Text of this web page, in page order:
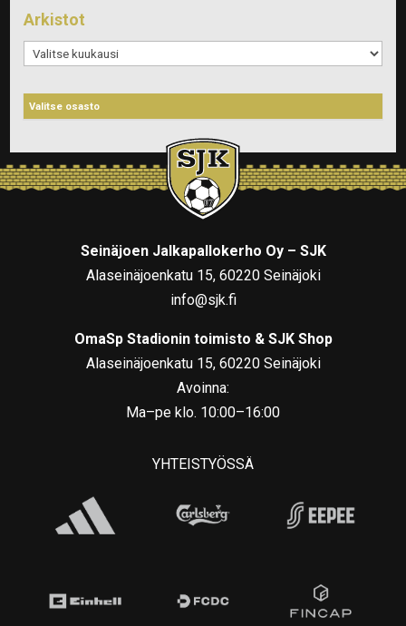
Arkistot
Arkistot
Seinäjoen Jalkapallokerho Oy – SJK
Alaseinäjoenkatu 15, 60220 Seinäjoki
info@sjk.fi
OmaSp Stadionin toimisto & SJK Shop
Alaseinäjoenkatu 15, 60220 Seinäjoki
Avoinna:
Ma–pe klo. 10:00–16:00
YHTEISTYÖSSÄ